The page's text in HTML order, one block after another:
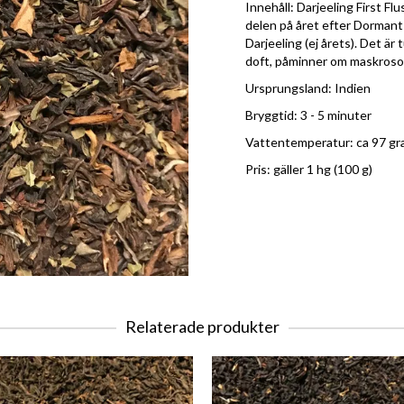
Innehåll: Darjeeling First
delen på året efter
Darjeeling (ej årets). Det är
doft, påminner om
Ursprungsland: Indien
Bryggtid: 3 - 5 minuter
Vattentemperatur: ca 97
Pris: gäller 1 hg (100 g)
Relaterade produkter